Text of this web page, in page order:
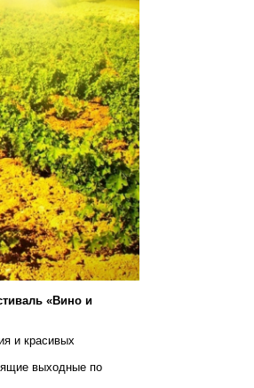
«Вино и
и красивых
выходные по